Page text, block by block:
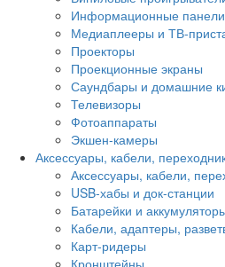
Информационные панели
Медиаплееры и ТВ-
Проекторы
Проекционные экраны
Саундбары и домашние
Телевизоры
Фотоаппараты
Экшен-камеры
Аксессуары, кабели,
Аксессуары, кабели,
USB-хабы и док-станции
Батарейки и
Кабели, адаптеры,
Карт-ридеры
Кронштейны